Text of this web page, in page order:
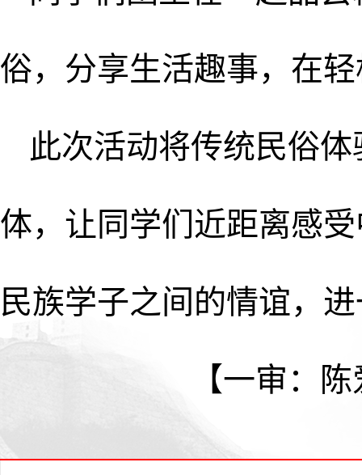
俗，分享生活趣事，在
此次活动将传统民俗
体，让同学们近距离感
民族学子之间的情谊，
【一审：